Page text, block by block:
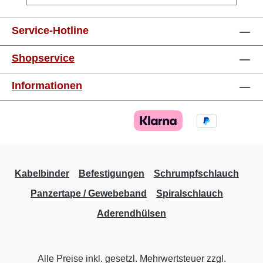
mm 10,0 mm²elfenbein12 mm 16,0
mm²grün12 mm 25,0 mm²braun16 mm 35,0
mm²grau16 mm 50,0 mm²olive20 mm
Service-Hotline
Shopservice
Informationen
Kabelbinder Befestigungen
Schrumpfschlauch
Panzertape / Gewebeband
Spiralschlauch
Aderendhülsen
Alle Preise inkl. gesetzl. Mehrwertsteuer zzgl.